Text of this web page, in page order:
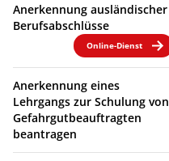
Anerkennung ausländischer
Berufsabschlüsse
Online-Dienst
Anerkennung eines
Lehrgangs zur Schulung von
Gefahrgutbeauftragten
beantragen